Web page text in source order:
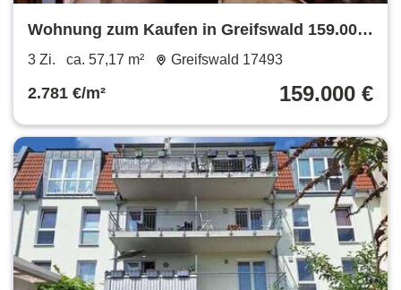
Wohnung zum Kaufen in Greifswald 159.000
€ 57.17 m²
3 Zi. ca. 57,17 m² Greifswald 17493
2.781 €/m² 159.000 €